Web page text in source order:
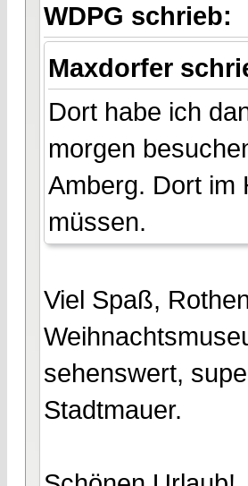
WDPG schrieb:
Maxdorfer
Dort habe ich
morgen
Amberg. Dort im
müssen.
Viel Spaß,
sehenswert,
Stadtmauer.